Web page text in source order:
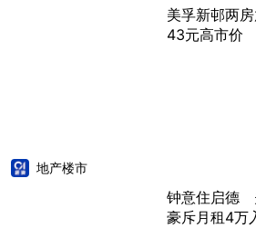
美孚新邨两
43元高市价
地产楼市
钟意住启德
豪斥月租4万